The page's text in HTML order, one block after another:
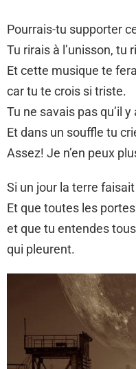
Pourrais-tu supporter
Tu rirais à l’unisson, tu
Et cette musique te
car tu te crois si triste.
Tu ne savais pas qu’il
Et dans un souffle tu
Assez! Je n’en peux
Si un jour la terre
Et que toutes les
et que tu entendes
qui pleurent.